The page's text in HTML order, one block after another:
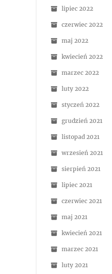
lipiec 2022
czerwiec 2022
maj 2022
kwiecień 2022
marzec 2022
luty 2022
styczeń 2022
grudzień 2021
listopad 2021
wrzesień 2021
sierpień 2021
lipiec 2021
czerwiec 2021
maj 2021
kwiecień 2021
marzec 2021
luty 2021